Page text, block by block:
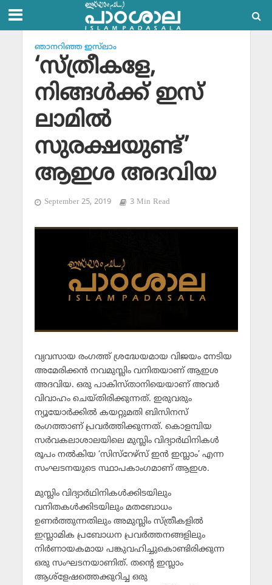
ഞാനറിഞ്ഞ ഇസ്‌ലാം
‘സ്ത്രീകളേ,
നിങ്ങള്‍ക്ക് ഇസ്
ലാമില്‍
സുരക്ഷയുണ്ട്’
ആഇശ അദവിയ
September 25, 2019 3 Min Read
വ്യവസായ രംഗത്ത് ശ്രദ്ധേയമായ വിജയം നേടിയ
അമേരിക്കന്‍ നവമുസ്ലിം വനിതയാണ് ആഇശ
അദവിയ. ഒരു പാകിസ്താനിയെയാണ് അവര്‍
വിവാഹം ചെയ്തിരിക്കുന്നത്. ഇരുവരും
ന്യൂയോര്‍ക്കില്‍ കയറ്റുമതി ബിസിനസ്
രംഗത്താണ് പ്രവര്‍ത്തിക്കുന്നത്. കൊളമ്പിയ
സര്‍വകലാശാലയിലെ മുസ്ലിം വിദ്യാര്‍ഥിനികള്‍
രൂപം നല്‍കിയ ‘സിസ്‌റേഴ്‌സ് ഇന്‍ ഇസ്ലാം’ എന്ന
സംഘടനയുടെ സ്ഥാപകാംഗമാണ് ആഇശ.
മുസ്ലിം വിദ്യാര്‍ഥിനികള്‍ക്കിടയിലും
വനിതകള്‍ക്കിടയിലും മതബോധം
ഉണര്‍ത്തുന്നതിലും അമുസ്ലിം സ്ത്രീകളില്‍
ഇസ്ലാമിക പ്രബോധന പ്രവര്‍ത്തനങ്ങളിലും
നിര്‍ണായകമായ പങ്കുവഹിച്ചുകൊണ്ടിരിക്കുന്ന
ഒരു സംഘടനയാണിത്. തന്റെ ഇസ്ലാം
ആശ്‌ളേഷത്തെക്കുറിച്ച ഒരു